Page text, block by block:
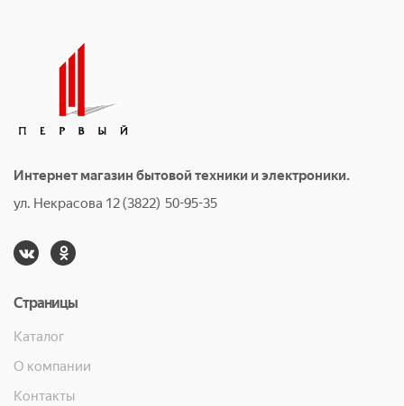
Интернет магазин бытовой техники и электроники.
ул. Некрасова 12 (3822) 50-95-35
Страницы
Каталог
О компании
Контакты